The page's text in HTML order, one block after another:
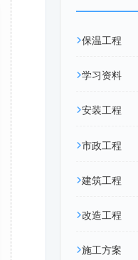
保温工程
学习资料
安装工程
市政工程
建筑工程
改造工程
施工方案